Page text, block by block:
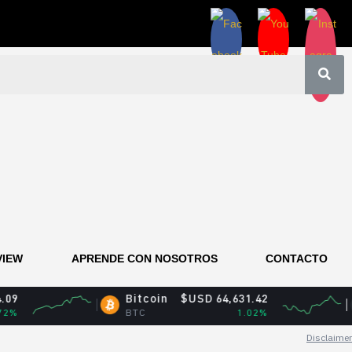
APRENDE CON NOSOTROS CONTACTO
Bitcoin $USD 64,631.42 XRP
Disclaimer